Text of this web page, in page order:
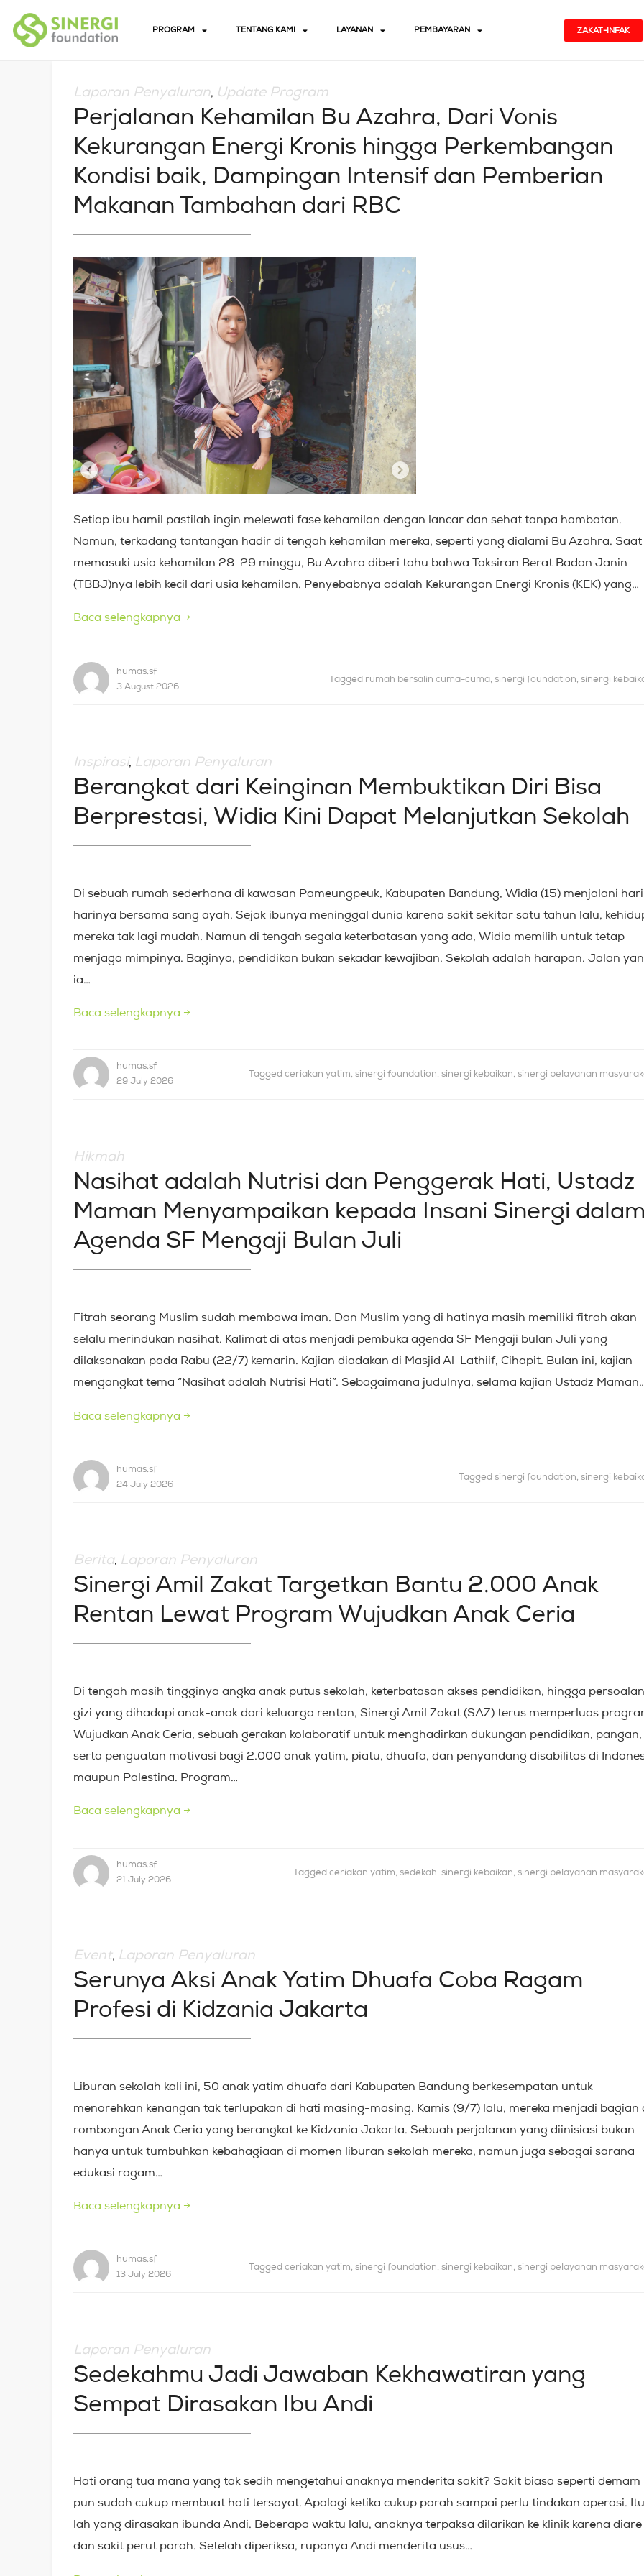
PROGRAM TENTANG KAMI LAYANAN PEMBAYARAN ZAKAT-INFAK
Laporan Penyaluran, Update Program
Perjalanan Kehamilan Bu Azahra, Dari Vonis
Kekurangan Energi Kronis hingga Perkembangan
Kondisi baik, Dampingan Intensif dan Pemberian
Makanan Tambahan dari RBC
Setiap ibu hamil pastilah ingin melewati fase kehamilan dengan lancar dan sehat tanpa hambatan.
Namun, terkadang tantangan hadir di tengah kehamilan mereka, seperti yang dialami Bu Azahra. Saat
memasuki usia kehamilan 28-29 minggu, Bu Azahra diberi tahu bahwa Taksiran Berat Badan Janin
(TBBJ)nya lebih kecil dari usia kehamilan. Penyebabnya adalah Kekurangan Energi Kronis (KEK) yang…
Baca selengkapnya →
Tagged rumah bersalin cuma-cuma sinergi foundation sinergi
humas.sf
3 August 2026
Inspirasi, Laporan Penyaluran
Berangkat dari Keinginan Membuktikan Diri Bisa
Berprestasi, Widia Kini Dapat Melanjutkan Sekolah
Di sebuah rumah sederhana di kawasan Pameungpeuk, Kabupaten Bandung, Widia (15) menjalani
harinya bersama sang ayah. Sejak ibunya meninggal dunia karena sakit sekitar satu tahun lalu,
mereka tak lagi mudah. Namun di tengah segala keterbatasan yang ada, Widia memilih untuk tetap
menjaga mimpinya. Baginya, pendidikan bukan sekadar kewajiban. Sekolah adalah harapan. Jalan
ia…
Baca selengkapnya →
Tagged ceriakan yatim, sinergi foundation, sinergi kebaikan, sinergi pelayanan
humas.sf
29 July 2026
Hikmah
Nasihat adalah Nutrisi dan Penggerak Hati, Ustadz
Maman Menyampaikan kepada Insani Sinergi
Agenda SF Mengaji Bulan Juli
Fitrah seorang Muslim sudah membawa iman. Dan Muslim yang di hatinya masih memiliki fitrah akan
selalu merindukan nasihat. Kalimat di atas menjadi pembuka agenda SF Mengaji bulan Juli yang
dilaksanakan pada Rabu (22/7) kemarin. Kajian diadakan di Masjid Al-Lathiif, Cihapit. Bulan ini, kajian
mengangkat tema “Nasihat adalah Nutrisi Hati”. Sebagaimana judulnya, selama kajian Ustadz
Baca selengkapnya →
Tagged sinergi foundation, sinergi
humas.sf
24 July 2026
Berita, Laporan Penyaluran
Sinergi Amil Zakat Targetkan Bantu 2.000 Anak
Rentan Lewat Program Wujudkan Anak Ceria
Di tengah masih tingginya angka anak putus sekolah, keterbatasan akses pendidikan, hingga persoalan
gizi yang dihadapi anak-anak dari keluarga rentan, Sinergi Amil Zakat (SAZ) terus memperluas
Wujudkan Anak Ceria, sebuah gerakan kolaboratif untuk menghadirkan dukungan pendidikan, pangan,
serta penguatan motivasi bagi 2.000 anak yatim, piatu, dhuafa, dan penyandang disabilitas di
maupun Palestina. Program…
Baca selengkapnya →
Tagged ceriakan yatim sedekah sinergi kebaikan sinergi pelayanan
humas.sf
21 July 2026
Event, Laporan Penyaluran
Serunya Aksi Anak Yatim Dhuafa Coba Ragam
Profesi di Kidzania Jakarta
Liburan sekolah kali ini, 50 anak yatim dhuafa dari Kabupaten Bandung berkesempatan untuk
menorehkan kenangan tak terlupakan di hati masing-masing. Kamis (9/7) lalu, mereka menjadi bagian
rombongan Anak Ceria yang berangkat ke Kidzania Jakarta. Sebuah perjalanan yang diinisiasi bukan
hanya untuk tumbuhkan kebahagiaan di momen liburan sekolah mereka, namun juga sebagai sarana
edukasi ragam…
Baca selengkapnya →
Tagged ceriakan yatim, sinergi foundation, sinergi kebaikan, sinergi pelayanan
humas.sf
13 July 2026
Laporan Penyaluran
Sedekahmu Jadi Jawaban Kekhawatiran yang
Sempat Dirasakan Ibu Andi
Hati orang tua mana yang tak sedih mengetahui anaknya menderita sakit? Sakit biasa seperti demam
pun sudah cukup membuat hati tersayat. Apalagi ketika cukup parah sampai perlu tindakan operasi. Itu
lah yang dirasakan ibunda Andi. Beberapa waktu lalu, anaknya terpaksa dilarikan ke klinik karena diare
dan sakit perut parah. Setelah diperiksa, rupanya Andi menderita usus…